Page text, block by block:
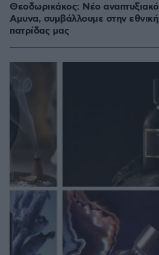
Θεοδωρικάκος: Νέο
Αμυνα, συμβάλλουμε στην
πατρίδας μας